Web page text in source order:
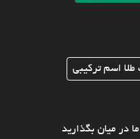
طلا اسم ترکیبی
در میان بگذارید